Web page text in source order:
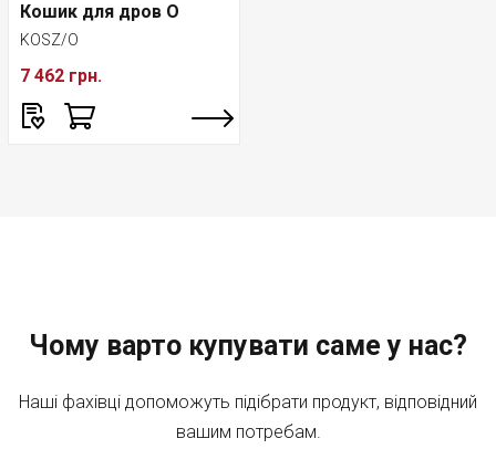
Кошик для дров O
KOSZ/O
7 462 грн.
Чому варто купувати саме у нас?
Наші фахівці допоможуть підібрати продукт, відповідний
вашим потребам.